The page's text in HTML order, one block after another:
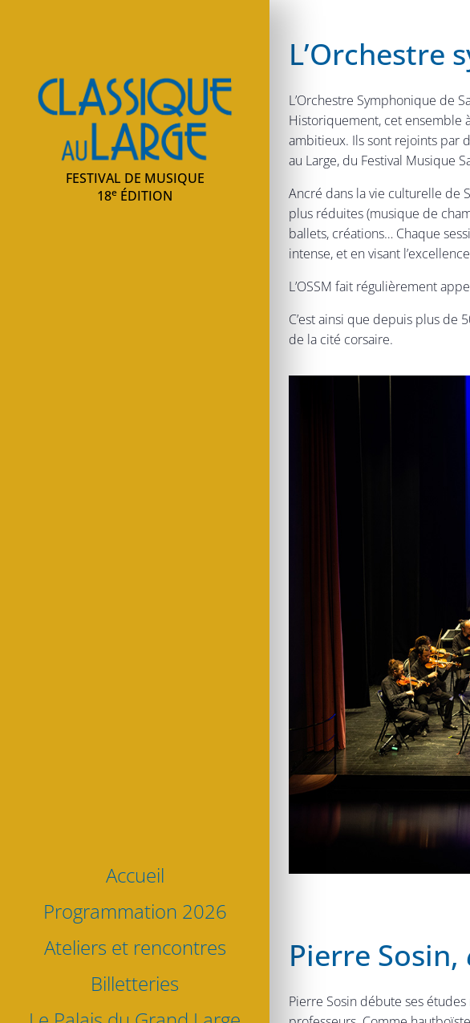
FESTIVAL DE MUSIQUE
18e ÉDITION
Accueil
Programmation 2026
Ateliers et rencontres
Billetteries
L’Orchestre
L’Orchestre Symphonique de
Historiquement, cet ensemble
ambitieux. Ils sont rejoints par
au Large, du Festival Musique
Ancré dans la vie culturelle de
plus réduites (musique de
ballets, créations… Chaque
intense, et en visant
L’OSSM fait régulièrement
C’est ainsi que depuis plus de
de la cité corsaire.
Pierre Sosin,
Pierre Sosin débute ses études